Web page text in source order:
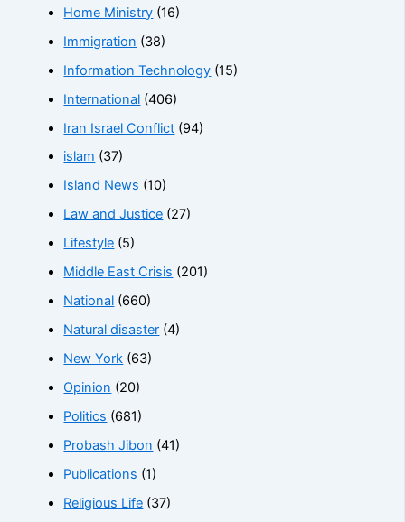
Home Ministry (16)
Immigration (38)
Information Technology (15)
International (406)
Iran Israel Conflict (94)
islam (37)
Island News (10)
Law and Justice (27)
Lifestyle (5)
Middle East Crisis (201)
National (660)
Natural disaster (4)
New York (63)
Opinion (20)
Politics (681)
Probash Jibon (41)
Publications (1)
Religious Life (37)